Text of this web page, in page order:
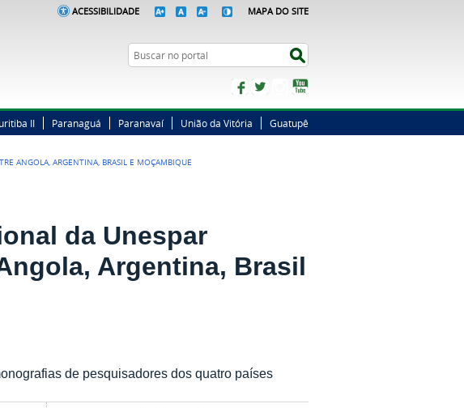
ACESSIBILIDADE MAPA DO SITE
Busca
FacebookTwitterInstagram
II Paranaguá Paranavaí União da Vitória Guatupê
ANGOLA, ARGENTINA, BRASIL E MOÇAMBIQUE
da Unespar
Argentina, Brasil
de pesquisadores dos quatro países